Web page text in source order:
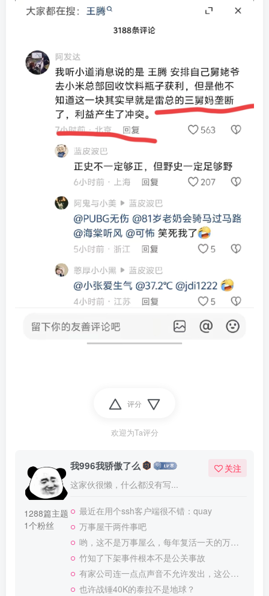
评分
欢迎为Ta评分
1288篇主题
1个粉丝
我996我骄傲了么
这家伙很懒，什么都没有写...
关注
最近在用个ssh客户端很不错：quay
万事屋干两件事吧
哟，这不是万事屋么，每年复活一天的万事屋
竹知了下架事件根本不是公关事故
有家公司连一点点声音不允许发出，这公司做大了就是我国乃至全世界的灾难
也许战锤40K的泰拉不是地球？